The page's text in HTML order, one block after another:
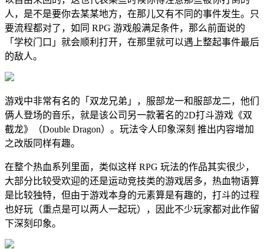
人，是不是要你去某某地方，在那儿又有不同的事件发生。只
要流程都对了，如同 RPG 游戏般满足条件，那么前面说的
「学校门口」就会顺利打开，在那里就可以遇上整起事件最后
的敌人。
游戏中非常有名的「双龙兄弟」，服部龙一和服部龙二，他们
俩人登场的音乐，就是该公司另一款著名的2D打斗游戏《双
截龙》（Double Dragon）。玩法令人印象深刻 推出内容增加
之改版同样有趣。
在整个热血系列里面，类似这样 RPG 玩法的作品其实很少，
大部分比较受欢迎的还是运动竞技类的游戏居多，热血物语算
是比较独特，但由于游戏本身的元素算是有趣的，打斗的过程
也好玩（重点是可以两人一起玩），因此不少玩家都对此作留
下深刻印象。